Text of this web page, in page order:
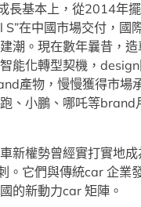
基本上，從2014年擺
S”在中國市場交付，國
潮。現在數年曩昔，
能化轉型契機，
產物，慢慢獲得市場
、小鵬、哪吒等brand
權勢曾經實打實地成
。它們與傳統car 企業
的新動力car 矩陣。